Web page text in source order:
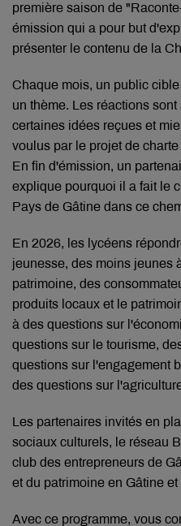
première saison de
émission qui a pour but
présenter le contenu de la
Chaque mois, un public
un thème. Les réactions
certaines idées reçues et
voulus par le projet de
En fin d'émission, un
explique pourquoi il a fait le
Pays de Gâtine dans ce
En 2026, les lycéens
jeunesse, des moins jeunes
patrimoine, des
produits locaux et le
à des questions sur
questions sur le tourisme,
questions sur l'engagement
des questions sur
Les partenaires invités en
sociaux culturels, le réseau
club des entrepreneurs de
et du patrimoine en Gâtine
Avec ce programme, vous